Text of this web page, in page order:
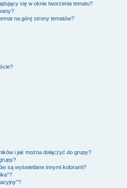
się w oknie tworzenia tematu?
na górę strony tematów?
i jak można dołączyć do grupy?
są wyświetlane innymi kolorami?